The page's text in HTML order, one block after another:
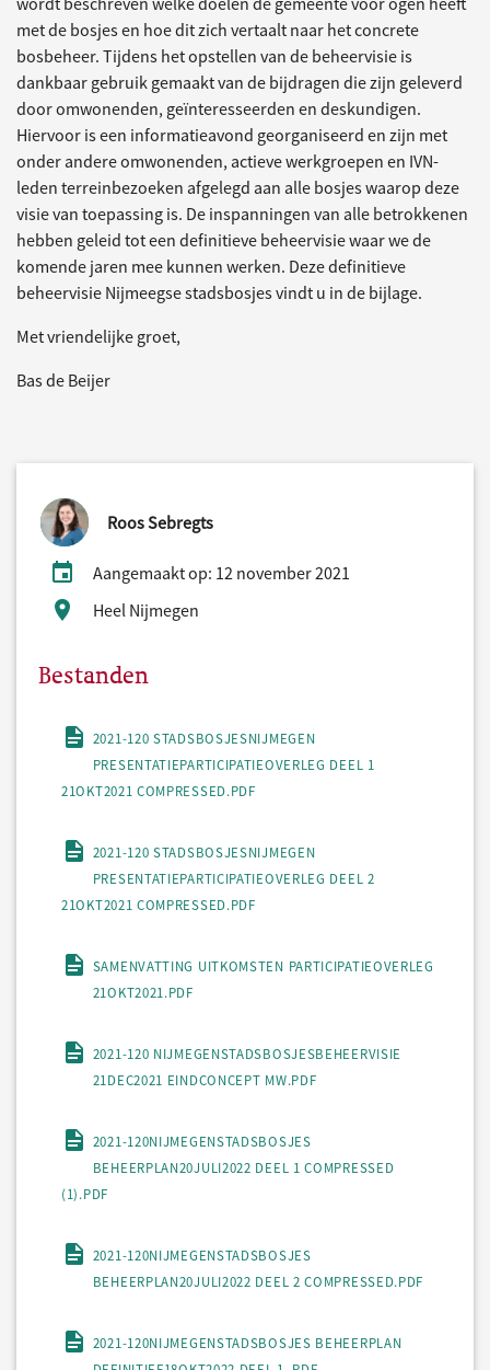
met de bosjes en hoe dit zich vertaalt naar het concrete
bosbeheer. Tijdens het opstellen van de beheervisie is
dankbaar gebruik gemaakt van de bijdragen die zijn geleverd
door omwonenden, geïnteresseerden en deskundigen.
Hiervoor is een informatieavond georganiseerd en zijn met
onder andere omwonenden, actieve werkgroepen en IVN-
leden terreinbezoeken afgelegd aan alle bosjes waarop deze
visie van toepassing is. De inspanningen van alle betrokkenen
hebben geleid tot een definitieve beheervisie waar we de
komende jaren mee kunnen werken. Deze definitieve
beheervisie Nijmeegse stadsbosjes vindt u in de bijlage.
Met vriendelijke groet,
Bas de Beijer
Roos Sebregts
Aangemaakt op: 12 november 2021
Heel Nijmegen
Bestanden
2021-120 STADSBOSJESNIJMEGEN
PRESENTATIEPARTICIPATIEOVERLEG DEEL 1
21OKT2021 COMPRESSED.PDF
2021-120 STADSBOSJESNIJMEGEN
PRESENTATIEPARTICIPATIEOVERLEG DEEL 2
21OKT2021 COMPRESSED.PDF
SAMENVATTING UITKOMSTEN PARTICIPATIEOVERLEG
21OKT2021.PDF
2021-120 NIJMEGENSTADSBOSJESBEHEERVISIE
21DEC2021 EINDCONCEPT MW.PDF
2021-120NIJMEGENSTADSBOSJES
BEHEERPLAN20JULI2022 DEEL 1 COMPRESSED
(1).PDF
2021-120NIJMEGENSTADSBOSJES
BEHEERPLAN20JULI2022 DEEL 2 COMPRESSED.PDF
2021-120NIJMEGENSTADSBOSJES BEHEERPLAN